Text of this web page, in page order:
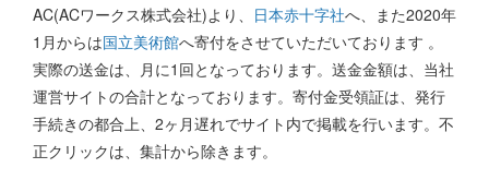
AC(ACワークス株式会社)より、 日本赤十字社へ、また2020年
1月からは国立美術館へ寄付をさせていただいております 。
実際の送金は、月に1回となっております。送金金額は、当社
運営サイトの合計となっております。寄付金受領証は、発行
手続きの都合上、2ヶ月遅れでサイト内で掲載を行います。不
正クリックは、集計から除きます。